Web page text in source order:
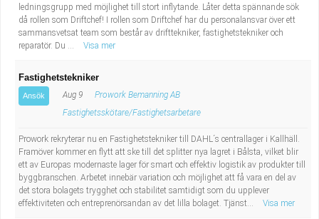
ledningsgrupp med möjlighet till stort inflytande. Låter detta spännande sök
då rollen som Driftchef! I rollen som Driftchef har du personalansvar över ett
sammansvetsat team som består av drifttekniker, fastighetstekniker och
reparatör. Du ...
Visa mer
Fastighetstekniker
Ansök Aug 9
Prowork Bemanning AB
Fastighetsskötare/Fastighetsarbetare
Prowork rekryterar nu en Fastighetstekniker till DAHL´s centrallager i Kallhäll.
Framöver kommer en flytt att ske till det splitter nya lagret i Bålsta, vilket blir
ett av Europas modernaste lager för smart och effektiv logistik av produkter till
byggbranschen. Arbetet innebär variation och möjlighet att få vara en del av
det stora bolagets trygghet och stabilitet samtidigt som du upplever
effektiviteten och entreprenörsandan av det lilla bolaget. Tjänst...
Visa mer